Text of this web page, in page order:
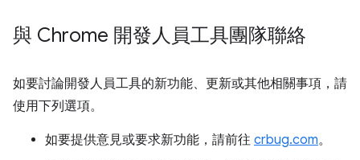
與 Chrome 開發人員工具團隊聯絡
如要討論開發人員工具的新功能、更新或其他相關事項，請
使用下列選項。
如要提供意見或要求新功能，請前往 crbug.com。